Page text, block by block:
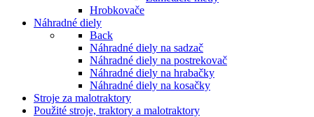
Hrobkovače
Náhradné diely
Back
Náhradné diely na sadzač
Náhradné diely na postrekovač
Náhradné diely na hrabačky
Náhradné diely na kosačky
Stroje za malotraktory
Použité stroje, traktory a malotraktory